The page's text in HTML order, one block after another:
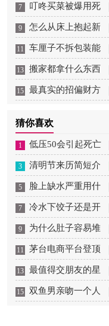
处理
7 叮咚买菜被爆用死
鱼冒充活鱼被约谈
9 怎么从床上抱起新
生儿
11 车厘子不拆包装能
放几天
13 搬家都拿什么东西
寓意好
15 最真实的招偏财方
猜你喜欢
1 低压50会引起死亡
3 清明节来历简短介
绍50字
5 脸上缺水严重用什
么补水效果好
7 冷水下饺子还是开
水下饺子
9 为什么肚子容易堆
积脂肪
11 茅台电商平台登顶
App Store免费榜
13 最值得交朋友的星
座女
15 双鱼男亲吻一个人